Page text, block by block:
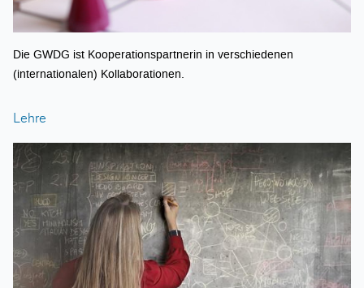
Die GWDG ist Kooperationspartnerin in verschiedenen
(internationalen) Kollaborationen.
Lehre